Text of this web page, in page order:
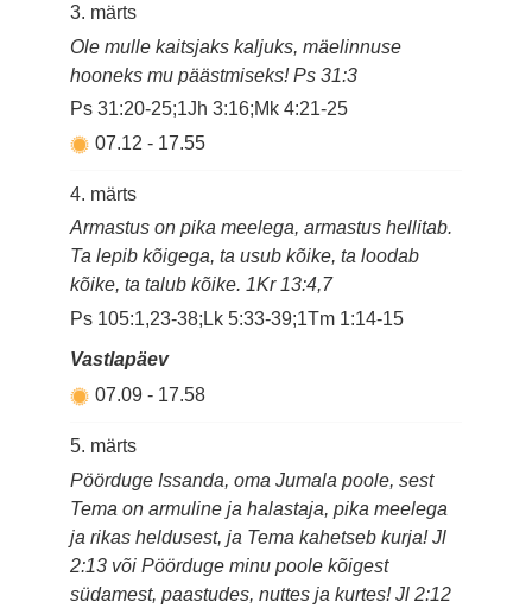
3. märts
Ole mulle kaitsjaks kaljuks, mäelinnuse
hooneks mu päästmiseks! Ps 31:3
Ps 31:20-25;1Jh 3:16;Mk 4:21-25
07.12- 17.55
4. märts
Armastus on pika meelega, armastus hellitab.
Ta lepib kõigega, ta usub kõike, ta loodab
kõike, ta talub kõike. 1Kr 13:4,7
Ps 105:1,23-38;Lk 5:33-39;1Tm 1:14-15
Vastlapäev
07.09- 17.58
5. märts
Pöörduge Issanda, oma Jumala poole, sest
Tema on armuline ja halastaja, pika meelega
ja rikas heldusest, ja Tema kahetseb kurja! Jl
2:13 või Pöörduge minu poole kõigest
südamest, paastudes, nuttes ja kurtes! Jl 2:12